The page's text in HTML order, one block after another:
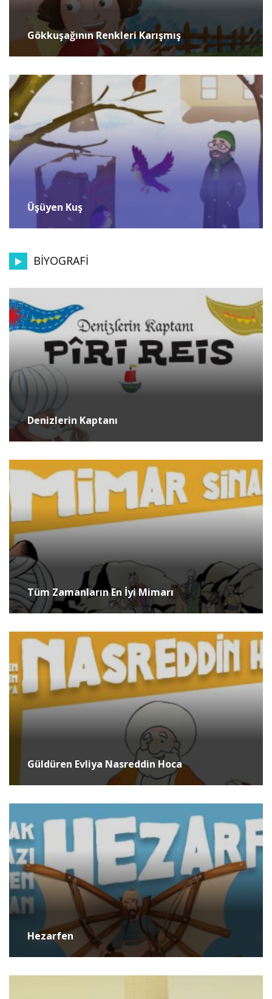
Gökkuşağının Renkleri Karışmış
Üşüyen Kuş
BİYOGRAFİ
Denizlerin Kaptanı
Tüm Zamanların En İyi Mimarı
Güldüren Evliya Nasreddin Hoca
Hezarfen